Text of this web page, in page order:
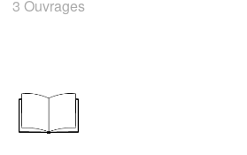
3 Ouvrages